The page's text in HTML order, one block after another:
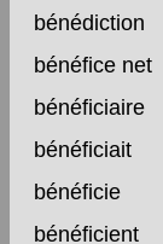
bénédiction
bénéfice net
bénéficiaire
bénéficiait
bénéficie
bénéficient